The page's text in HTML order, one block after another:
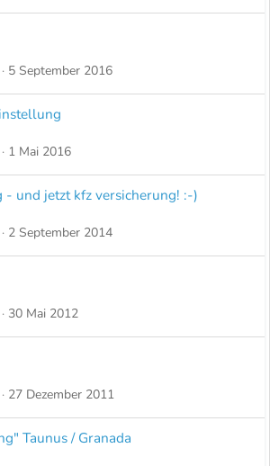
5 September 2016
1 Mai 2016
- und jetzt kfz versicherung! :-)
2 September 2014
30 Mai 2012
27 Dezember 2011
Taunus / Granada